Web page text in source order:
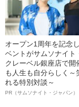
オープン1周年を記念
ベントがサムソナイト
クレーベル銀座店で
も人生も自分らしく～
れる特別対談～
PR（サムソナイト・ジャパン）